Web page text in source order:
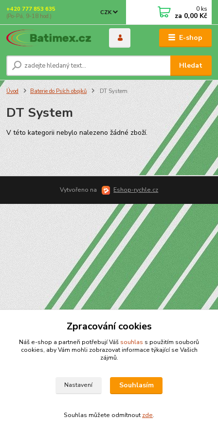
E-shop
CZK
Hledat
+420 777 853 635
(Po-Pá, 9-18 hod.)
0 ks
za 0,00 Kč
Úvod Baterie do Psích obojků DT System
DT System
V této kategorii nebylo nalezeno žádné zboží.
Vytvořeno na Eshop-rychle.cz
Zpracování cookies
Náš e-shop a partneři potřebují Váš souhlas s použitím souborů
cookies, aby Vám mohli zobrazovat informace týkající se Vašich
zájmů.
Nastavení Souhlasím
Souhlas můžete odmítnout zde.